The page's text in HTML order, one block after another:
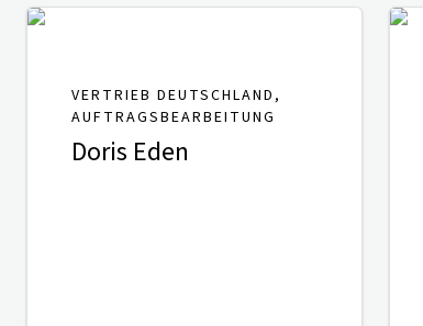
VERTRIEB DEUTSCHLAND,
AUFTRAGSBEARBEITUNG
Doris Eden